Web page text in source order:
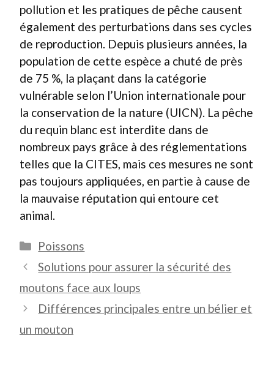
pollution et les pratiques de pêche causent
également des perturbations dans ses cycles
de reproduction. Depuis plusieurs années, la
population de cette espèce a chuté de près
de 75 %, la plaçant dans la catégorie
vulnérable selon l’Union internationale pour
la conservation de la nature (UICN). La pêche
du requin blanc est interdite dans de
nombreux pays grâce à des réglementations
telles que la CITES, mais ces mesures ne sont
pas toujours appliquées, en partie à cause de
la mauvaise réputation qui entoure cet
animal.
Catégories
Poissons
Solutions pour assurer la sécurité des
moutons face aux loups
Différences principales entre un bélier et
un mouton